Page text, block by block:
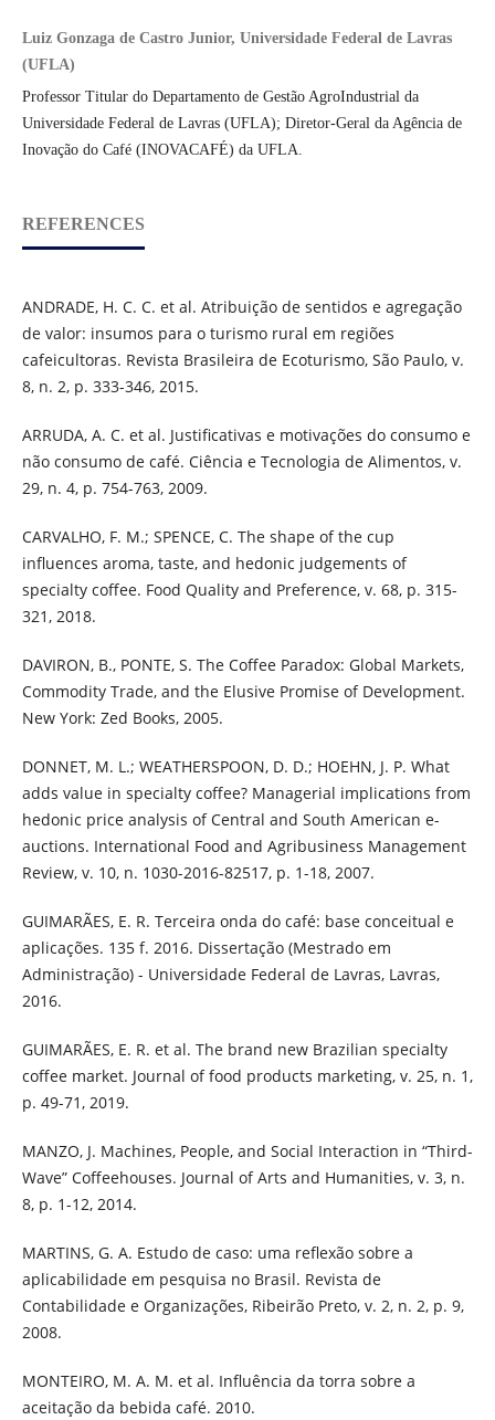
Luiz Gonzaga de Castro Junior, Universidade Federal de Lavras
(UFLA)
Professor Titular do Departamento de Gestão AgroIndustrial da
Universidade Federal de Lavras (UFLA); Diretor-Geral da Agência de
Inovação do Café (INOVACAFÉ) da UFLA.
REFERENCES
ANDRADE, H. C. C. et al. Atribuição de sentidos e agregação
de valor: insumos para o turismo rural em regiões
cafeicultoras. Revista Brasileira de Ecoturismo, São Paulo, v.
8, n. 2, p. 333-346, 2015.
ARRUDA, A. C. et al. Justificativas e motivações do consumo e
não consumo de café. Ciência e Tecnologia de Alimentos, v.
29, n. 4, p. 754-763, 2009.
CARVALHO, F. M.; SPENCE, C. The shape of the cup
influences aroma, taste, and hedonic judgements of
specialty coffee. Food Quality and Preference, v. 68, p. 315-
321, 2018.
DAVIRON, B., PONTE, S. The Coffee Paradox: Global Markets,
Commodity Trade, and the Elusive Promise of Development.
New York: Zed Books, 2005.
DONNET, M. L.; WEATHERSPOON, D. D.; HOEHN, J. P. What
adds value in specialty coffee? Managerial implications from
hedonic price analysis of Central and South American e-
auctions. International Food and Agribusiness Management
Review, v. 10, n. 1030-2016-82517, p. 1-18, 2007.
GUIMARÃES, E. R. Terceira onda do café: base conceitual e
aplicações. 135 f. 2016. Dissertação (Mestrado em
Administração) - Universidade Federal de Lavras, Lavras,
2016.
GUIMARÃES, E. R. et al. The brand new Brazilian specialty
coffee market. Journal of food products marketing, v. 25, n. 1,
p. 49-71, 2019.
MANZO, J. Machines, People, and Social Interaction in “Third-
Wave” Coffeehouses. Journal of Arts and Humanities, v. 3, n.
8, p. 1-12, 2014.
MARTINS, G. A. Estudo de caso: uma reflexão sobre a
aplicabilidade em pesquisa no Brasil. Revista de
Contabilidade e Organizações, Ribeirão Preto, v. 2, n. 2, p. 9,
2008.
MONTEIRO, M. A. M. et al. Influência da torra sobre a
aceitação da bebida café. 2010.